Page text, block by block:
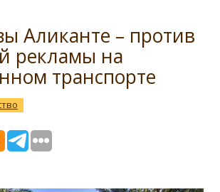
Аликанте – против
рекламы на
транспорте